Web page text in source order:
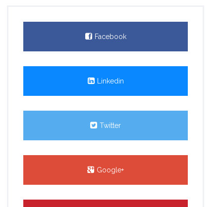
Facebook
Linkedin
Twitter
Google+